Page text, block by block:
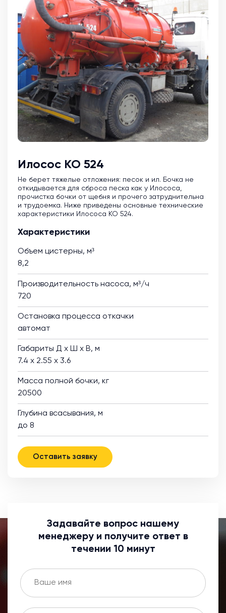
Илосос КО 524
Не берет тяжелые отложения: песок и ил. Бочка не
откидывается для сброса песка как у Илососа,
прочистка бочки от щебня и прочего затруднительна
и трудоемка. Ниже приведены основные технические
характеристики Илососа КО 524.
Характеристики
Объем цистерны, м³
8,2
Производительность насоса, м³/ч
720
Остановка процесса откачки
автомат
Габариты Д х Ш х В, м
7.4 х 2.55 х 3.6
Масса полной бочки, кг
20500
Глубина всасывания, м
до 8
Оставить заявку
Задавайте вопрос нашему
менеджеру и получите ответ в
течении 10 минут